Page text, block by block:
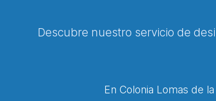
Descubre nuestro servicio de
En Colonia Lomas de